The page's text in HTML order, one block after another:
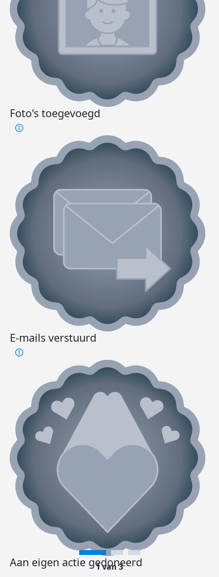
Foto's toegevoegd
E-mails verstuurd
Aan eigen actie gedoneerd
1 van 3